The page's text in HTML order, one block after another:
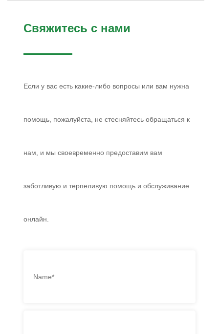
Свяжитесь с нами
Если у вас есть какие-либо вопросы или вам нужна
помощь, пожалуйста, не стесняйтесь обращаться к
нам, и мы своевременно предоставим вам
заботливую и терпеливую помощь и обслуживание
онлайн.